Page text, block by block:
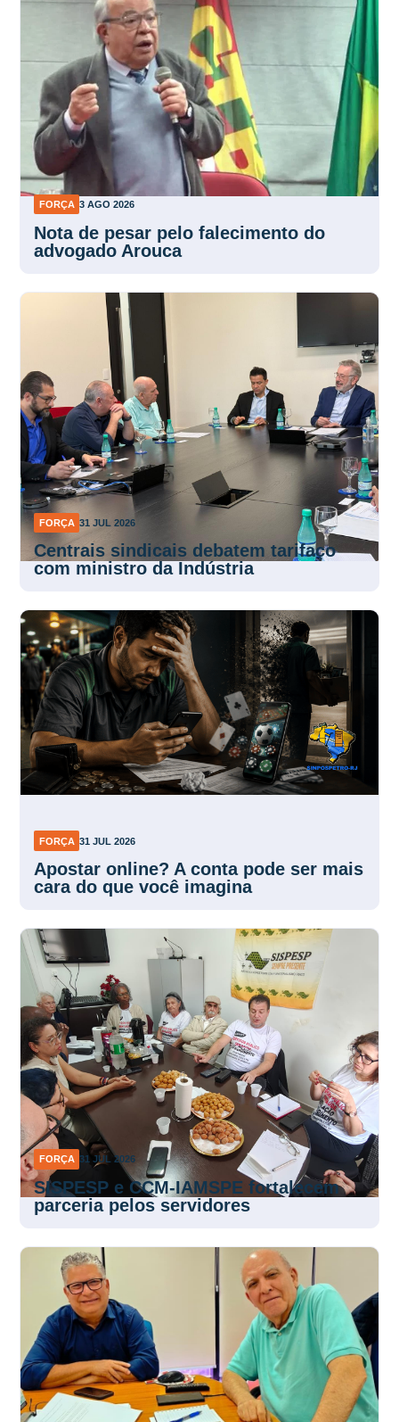
FORÇA 3 AGO 2026
Nota de pesar pelo falecimento do
advogado Arouca
FORÇA 31 JUL 2026
Centrais sindicais debatem tarifaço
com ministro da Indústria
FORÇA 31 JUL 2026
Apostar online? A conta pode ser mais
cara do que você imagina
FORÇA 31 JUL 2026
SISPESP e CCM-IAMSPE fortalecem
parceria pelos servidores